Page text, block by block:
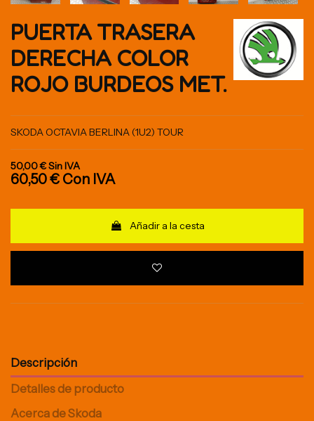
PUERTA TRASERA
DERECHA COLOR
ROJO BURDEOS MET.
SKODA OCTAVIA BERLINA (1U2) TOUR
50,00 €Sin IVA
60,50 € Con IVA
Añadir a la cesta
Descripción
Detalles de producto
Acerca de Skoda